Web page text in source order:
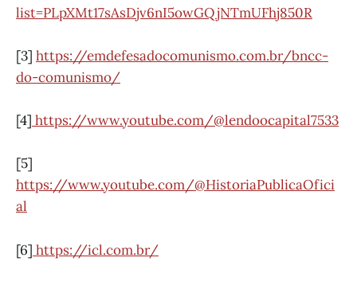
list=PLpXMt17sAsDjv6nI5owGQjNTmUFhj850R
[3] https://emdefesadocomunismo.com.br/bncc-
do-comunismo/
[4] https://www.youtube.com/@lendoocapital7533
[5]
https://www.youtube.com/@HistoriaPublicaOfici
al
[6] https://icl.com.br/